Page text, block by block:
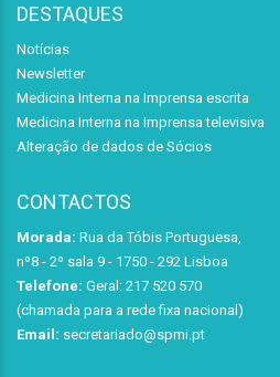
DESTAQUES
Notícias
Newsletter
Medicina Interna na Imprensa escrita
Medicina Interna na Imprensa televisiva
Alteração de dados de Sócios
CONTACTOS
Morada: Rua da Tóbis Portuguesa,
nº8 - 2º sala 9 - 1750 - 292 Lisboa
Telefone: Geral: 217 520 570
(chamada para a rede fixa nacional)
Email: secretariado@spmi.pt